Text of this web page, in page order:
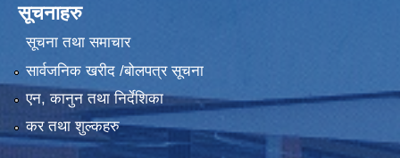
सूचनाहरु
सूचना तथा समाचार
सार्वजनिक खरीद /बोलपत्र सूचना
एन, कानुन तथा निर्देशिका
कर तथा शुल्कहरु